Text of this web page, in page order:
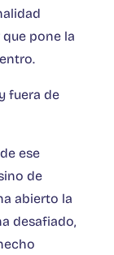
pone la
fuera de
ese
de
abierto la
desafiado,